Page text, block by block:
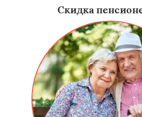
Скидка